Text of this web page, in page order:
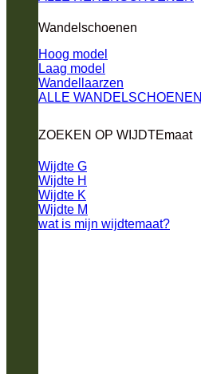
Wandelschoenen
Hoog model
Laag model
Wandellaarzen
ALLE WANDELSCHOENEN
ZOEKEN OP WIJDTEmaat
Wijdte G
Wijdte H
Wijdte K
Wijdte M
wat is mijn wijdtemaat?